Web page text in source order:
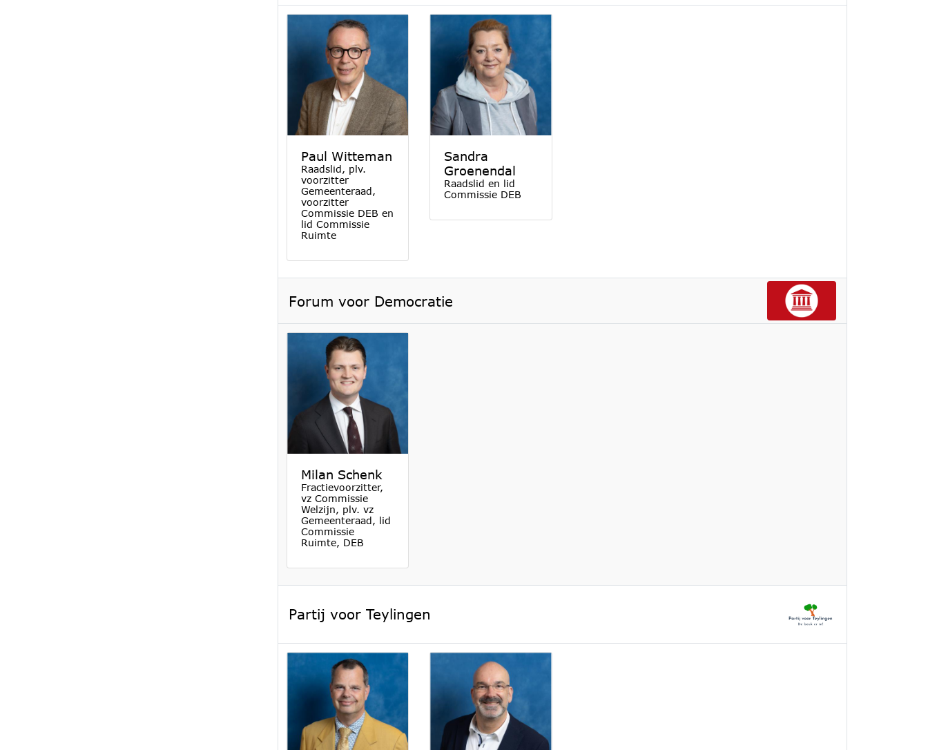
Paul Witteman
Raadslid, plv.
voorzitter
Gemeenteraad,
voorzitter
Commissie DEB en
lid Commissie
Ruimte
Sandra
Groenendal
Raadslid en lid
Commissie DEB
Forum voor Democratie
Milan Schenk
Fractievoorzitter,
vz Commissie
Welzijn, plv. vz
Gemeenteraad, lid
Commissie
Ruimte, DEB
Partij voor Teylingen